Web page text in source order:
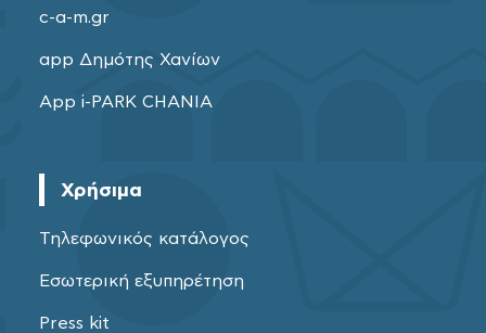
c-a-m.gr
app Δημότης Χανίων
App i-PARK CHANIA
Χρήσιμα
Τηλεφωνικός κατάλογος
Εσωτερική εξυπηρέτηση
Press kit